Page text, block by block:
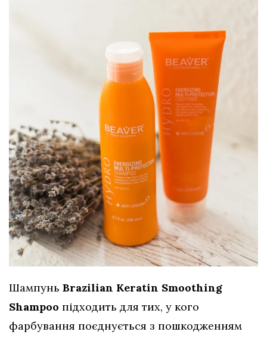
Шампунь Brazilian Keratin Smoothing
Shampoo підходить для тих, у кого
фарбування поєднується з пошкодженням